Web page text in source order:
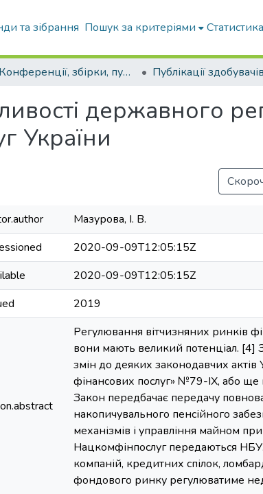
та зібрання Пошук за критеріями Статистика
Конференції, збірки, публікації молодих вчених і здобувачів : магістрів, бакалаврів, аспірантів.
державного
України
Мазурова, І. В.
2020-09-09T12:05:15Z
2020-09-09T12:05:15Z
2019
Регулювання вітчизняних ринків
вони мають великий потенціал. [4]
змін до деяких законодавчих
фінансових послуг» №79-IX, або ще
Закон передбачає передачу
накопичувального пенсійного
механізмів і управління майном
Нацкомфінпослуг передаються
компаній, кредитних спілок,
фондового ринку регулюватиме